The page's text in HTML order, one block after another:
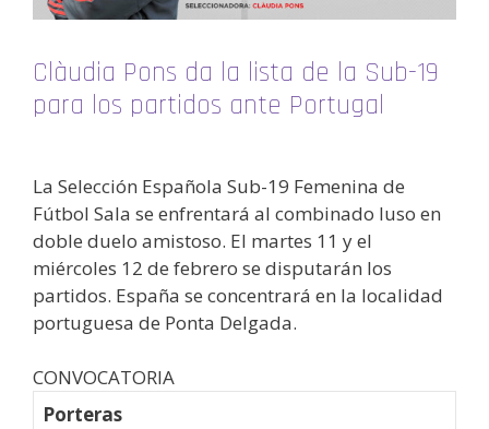
Clàudia Pons da la lista de la Sub-19
para los partidos ante Portugal
La Selección Española Sub-19 Femenina de
Fútbol Sala se enfrentará al combinado luso en
doble duelo amistoso. El martes 11 y el
miércoles 12 de febrero se disputarán los
partidos. España se concentrará en la localidad
portuguesa de Ponta Delgada.
CONVOCATORIA
Porteras